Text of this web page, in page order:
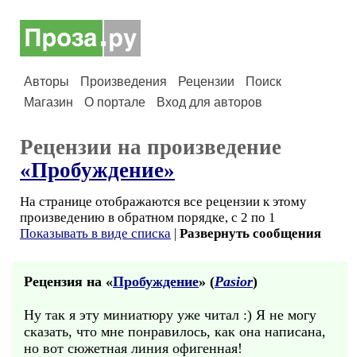
Авторы Произведения Рецензии
Поиск
Магазин
О портале Вход для авторов
Рецензии на произведение
«Пробуждение»
На странице отображаются все рецензии к этому
произведению в обратном порядке, с 2 по 1
Показывать в виде списка | Развернуть сообщения
Рецензия на «Пробуждение» (Pasior)
Ну так я эту миниатюру уже читал :) Я не могу
сказать, что мне понравилось, как она написана,
но вот сюжетная линия офигенная!